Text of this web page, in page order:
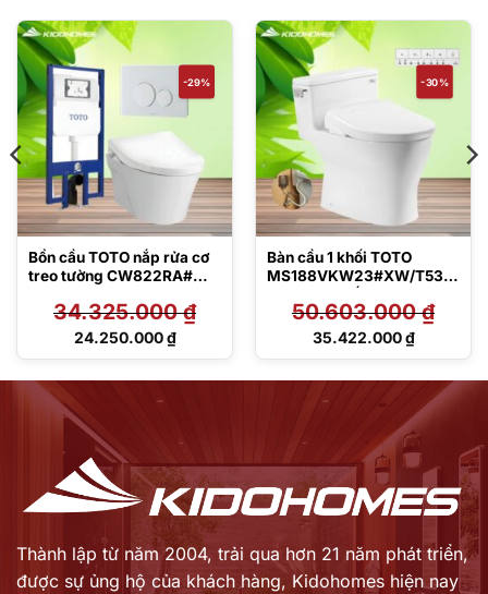
-29%
Bồn cầu TOTO nắp rửa cơ
treo tường CW822RA#W
MB176G#WH
34.325.000₫
Giá
24.250.000₫
Giá
-30%
Bàn cầu 1 khối TOTO
MS188VKW23#XW/T53P1
TCF47360GAA
50.603.000₫
Giá
50.603.000 ₫.
35.422.000₫
Giá
35.422.000 ₫.
Thành lập từ năm 2004, trải qua hơn 21 năm phát triển,
được sự ủng hộ của khách hàng, Kidohomes hiện nay